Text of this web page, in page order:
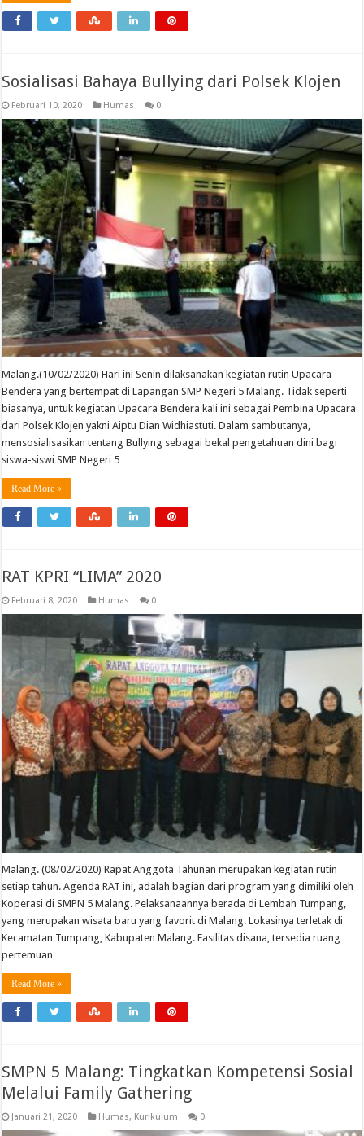
Sosialisasi Bahaya Bullying dari Polsek Klojen
Februari 10, 2020 Humas 0
Malang.(10/02/2020) Hari ini Senin dilaksanakan kegiatan rutin Upacara
Bendera yang bertempat di Lapangan SMP Negeri 5 Malang. Tidak seperti
biasanya, untuk kegiatan Upacara Bendera kali ini sebagai Pembina Upacara
dari Polsek Klojen yakni Aiptu Dian Widhiastuti. Dalam sambutanya,
mensosialisasikan tentang Bullying sebagai bekal pengetahuan dini bagi
siswa-siswi SMP Negeri 5 …
Read More »
RAT KPRI “LIMA” 2020
Februari 8, 2020 Humas 0
Malang. (08/02/2020) Rapat Anggota Tahunan merupakan kegiatan rutin
setiap tahun. Agenda RAT ini, adalah bagian dari program yang dimiliki oleh
Koperasi di SMPN 5 Malang. Pelaksanaannya berada di Lembah Tumpang,
yang merupakan wisata baru yang favorit di Malang. Lokasinya terletak di
Kecamatan Tumpang, Kabupaten Malang. Fasilitas disana, tersedia ruang
pertemuan …
Read More »
SMPN 5 Malang: Tingkatkan Kompetensi Sosial
Melalui Family Gathering
Januari 21, 2020 Humas, Kurikulum 0